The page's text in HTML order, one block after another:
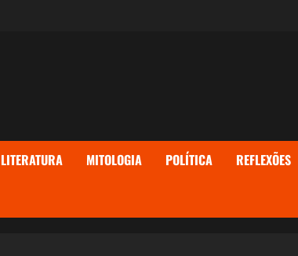
LITERATURA MITOLOGIA POLÍTICA REFLEXÕES